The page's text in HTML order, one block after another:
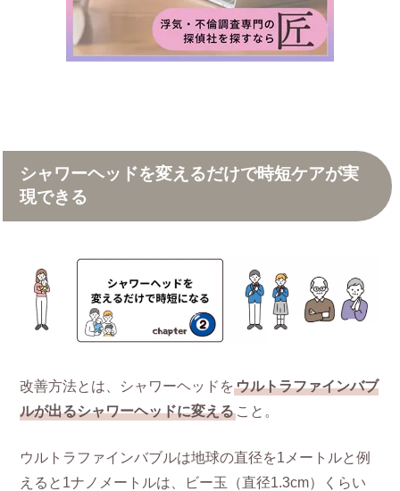
シャワーヘッドを変えるだけで時短ケアが実
現できる
改善方法とは、シャワーヘッドをウルトラファインバブ
ルが出るシャワーヘッドに変える こと。
ウルトラファインバブルは地球の直径を1メートルと例
えると1ナノメートルは、ビー玉（直径1.3cm）くらい